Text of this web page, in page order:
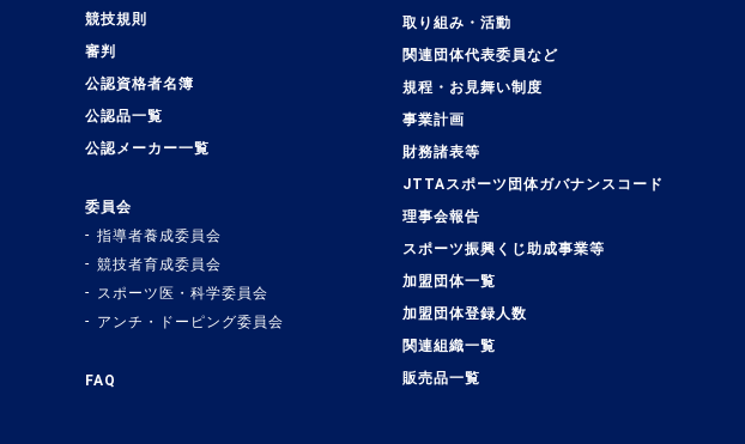
競技規則
審判
公認資格者名簿
公認品一覧
公認メーカー一覧
委員会
指導者養成委員会
競技者育成委員会
スポーツ医・科学委員会
アンチ・ドーピング委員会
FAQ
取り組み・活動
関連団体代表委員など
規程・お見舞い制度
事業計画
財務諸表等
JTTAスポーツ団体ガバナンスコード
理事会報告
スポーツ振興くじ助成事業等
加盟団体一覧
加盟団体登録人数
関連組織一覧
販売品一覧